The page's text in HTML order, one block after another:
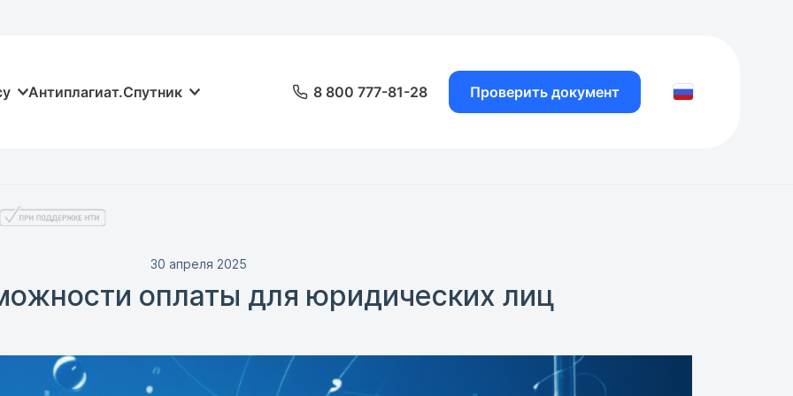
Антиплагиат.Спутник 8 800 777-81-28 Проверить документ
30 апреля 2025
оплаты для юридических лиц